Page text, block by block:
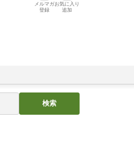
メルマガ
登録
お気に入り
追加
検索